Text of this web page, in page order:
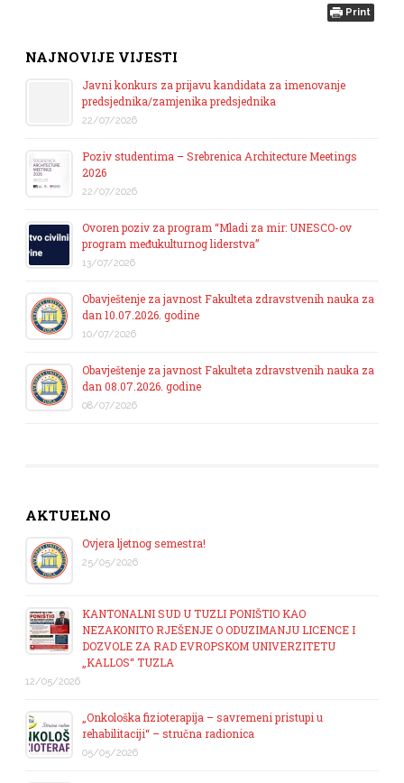
Print
NAJNOVIJE VIJESTI
Javni konkurs za prijavu kandidata za imenovanje
predsjednika/zamjenika predsjednika
22/07/2026
Poziv studentima – Srebrenica Architecture Meetings
2026
22/07/2026
Ovoren poziv za program “Mladi za mir: UNESCO-ov
program međukulturnog liderstva”
13/07/2026
Obavještenje za javnost Fakulteta zdravstvenih nauka za
dan 10.07.2026. godine
10/07/2026
Obavještenje za javnost Fakulteta zdravstvenih nauka za
dan 08.07.2026. godine
08/07/2026
AKTUELNO
Ovjera ljetnog semestra!
25/05/2026
KANTONALNI SUD U TUZLI PONIŠTIO KAO
NEZAKONITO RJEŠENJE O ODUZIMANJU LICENCE I
DOZVOLE ZA RAD EVROPSKOM UNIVERZITETU
„KALLOS“ TUZLA
12/05/2026
„Onkološka fizioterapija – savremeni pristupi u
rehabilitaciji“ – stručna radionica
05/05/2026